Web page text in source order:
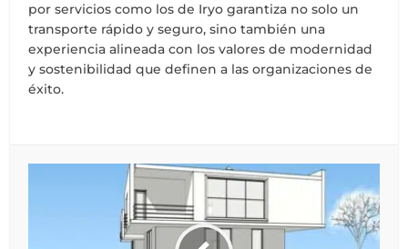
por servicios como los de Iryo garantiza no solo un
transporte rápido y seguro, sino también una
experiencia alineada con los valores de modernidad
y sostenibilidad que definen a las organizaciones de
éxito.